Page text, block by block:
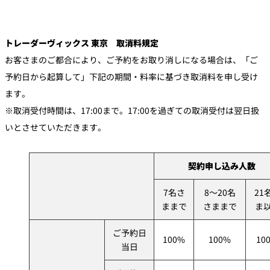
トレーダーヴィックス 東京 取消料規定
お客さまのご都合により、ご予約をお取り消しになる場合は、「ご
予約日から起算して」下記の期間・料率に基づき取消料を申し受け
ます。
※取消受付時間は、17:00まで。17:00を過ぎての取消受付は翌日扱
いとさせていただきます。
契約申し込み人数
7名さ
ままで
8～20名
さままで
21
ま
ご予約日
当日
100% 100%